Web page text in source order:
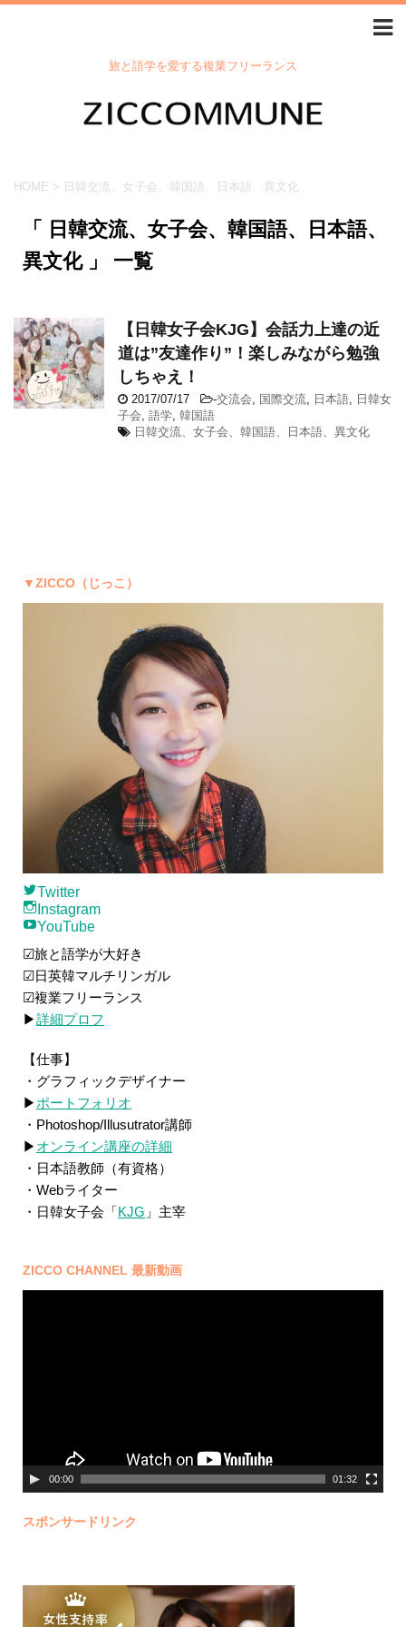
旅と語学を愛する複業フリーランス
HOME > 日韓交流、女子会、韓国語、日本語、異文化
「 日韓交流、女子会、韓国語、日本語、
異文化 」 一覧
【日韓女子会KJG】会話力上達の近
道は”友達作り”！楽しみながら勉強
しちゃえ！
2017/07/17 -交流会 国際交流 日本語
日韓女
子会 語学 韓国語
日韓交流、女子会、韓国語、日本語、異文化
▼ZICCO（じっこ）
Twitter
Instagram
YouTube
☑旅と語学が大好き
☑日英韓マルチリンガル
☑複業フリーランス
▶詳細プロフ
【仕事】
・グラフィックデザイナー
▶ ポートフォリオ
・Photoshop/Illusutrator講師
▶ オンライン講座の詳細
・日本語教師（有資格）
・Webライター
・日韓女子会「KJG 」主宰
ZICCO CHANNEL 最新動画
00:00 01:32
スポンサードリンク